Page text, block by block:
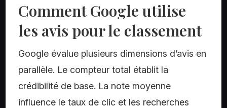
Comment Google utilise
les avis pour le classement
Google évalue plusieurs dimensions d’avis en
parallèle. Le compteur total établit la
crédibilité de base. La note moyenne
influence le taux de clic et les recherches